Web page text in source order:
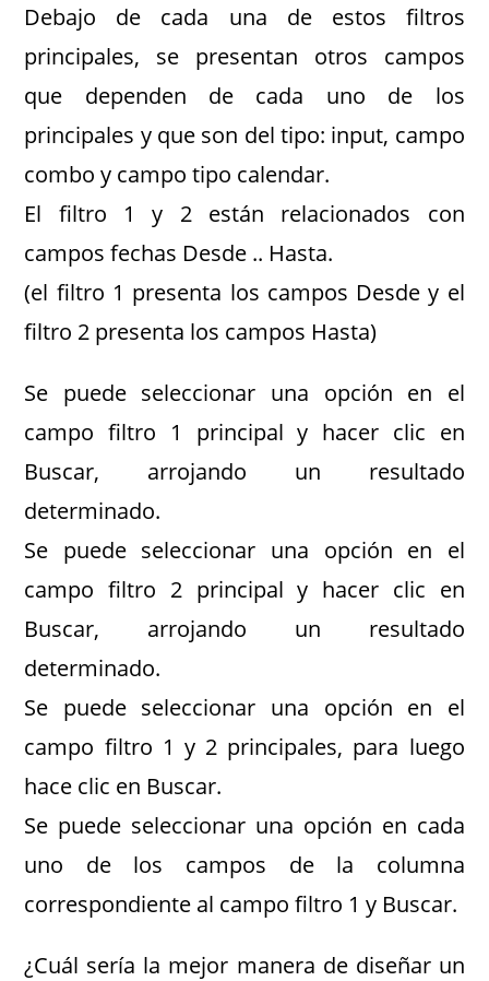
Debajo de cada una de estos filtros
principales, se presentan otros campos
que dependen de cada uno de los
principales y que son del tipo: input, campo
combo y campo tipo calendar.
El filtro 1 y 2 están relacionados con
campos fechas Desde .. Hasta.
(el filtro 1 presenta los campos Desde y el
filtro 2 presenta los campos Hasta)
Se puede seleccionar una opción en el
campo filtro 1 principal y hacer clic en
Buscar, arrojando un resultado
determinado.
Se puede seleccionar una opción en el
campo filtro 2 principal y hacer clic en
Buscar, arrojando un resultado
determinado.
Se puede seleccionar una opción en el
campo filtro 1 y 2 principales, para luego
hace clic en Buscar.
Se puede seleccionar una opción en cada
uno de los campos de la columna
correspondiente al campo filtro 1 y Buscar.
¿Cuál sería la mejor manera de diseñar un